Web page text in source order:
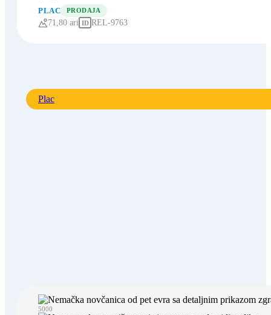
PLAC
PRODAJA
71,80 ari ID REL-9763
Plac
5000